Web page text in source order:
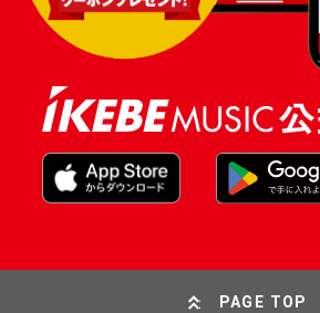
PAGE TOP